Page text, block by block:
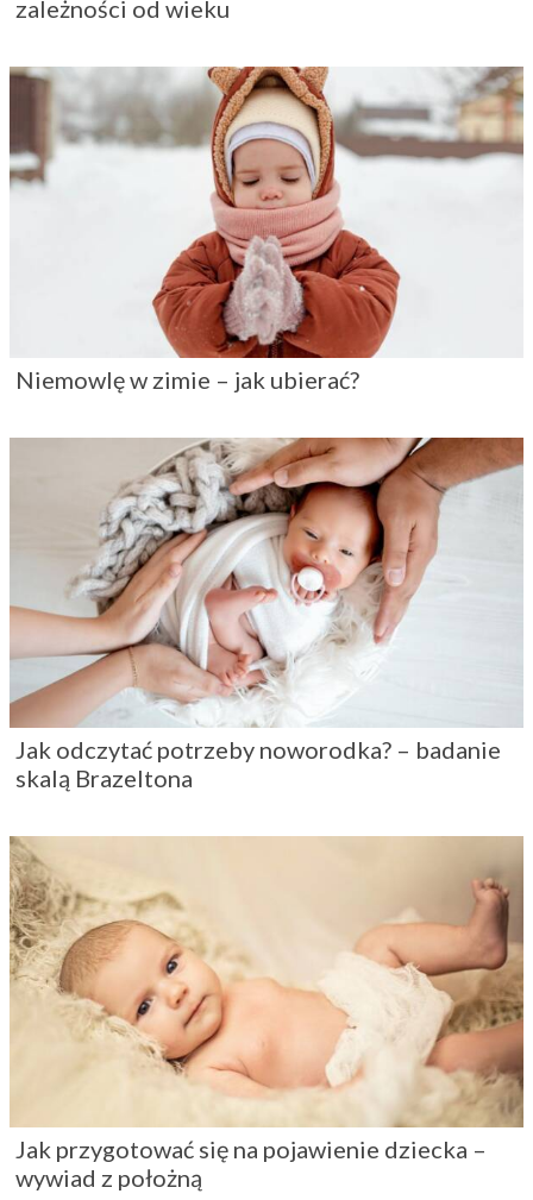
zależności od wieku
Niemowlę w zimie – jak ubierać?
Jak odczytać potrzeby noworodka? – badanie
skalą Brazeltona
Jak przygotować się na pojawienie dziecka –
wywiad z położną